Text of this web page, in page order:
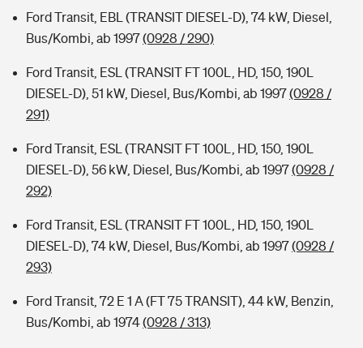
Typklassen: So ist Ihr Auto eingestuft
Sie haben Fragen?
Ford Transit, EBL (TRANSIT DIESEL-D), 74 kW, Diesel,
Bus/Kombi, ab 1997(0928 / 290)
Ford Transit, ESL (TRANSIT FT 100L, HD, 150, 190L
DIESEL-D), 51 kW, Diesel, Bus/Kombi, ab 1997(0928 /
291)
Ford Transit, ESL (TRANSIT FT 100L, HD, 150, 190L
DIESEL-D), 56 kW, Diesel, Bus/Kombi, ab 1997(0928 /
292)
Ford Transit, ESL (TRANSIT FT 100L, HD, 150, 190L
DIESEL-D), 74 kW, Diesel, Bus/Kombi, ab 1997(0928 /
293)
Ford Transit, 72 E 1 A (FT 75 TRANSIT), 44 kW, Benzin,
Bus/Kombi, ab 1974(0928 / 313)